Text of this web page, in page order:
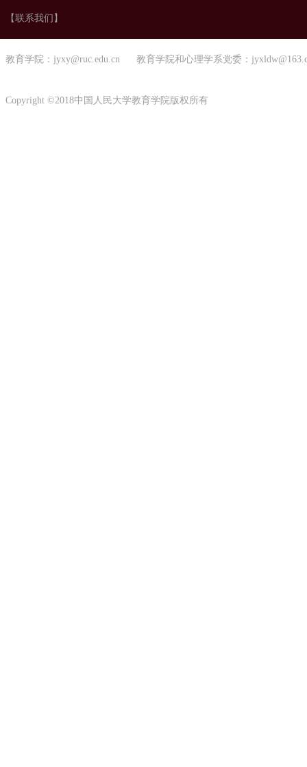
【联系我们】
教育学院：jyxy@ruc.edu.cn 教育学院和心理学系党委：
Copyright ©2018中国人民大学教育学院版权所有